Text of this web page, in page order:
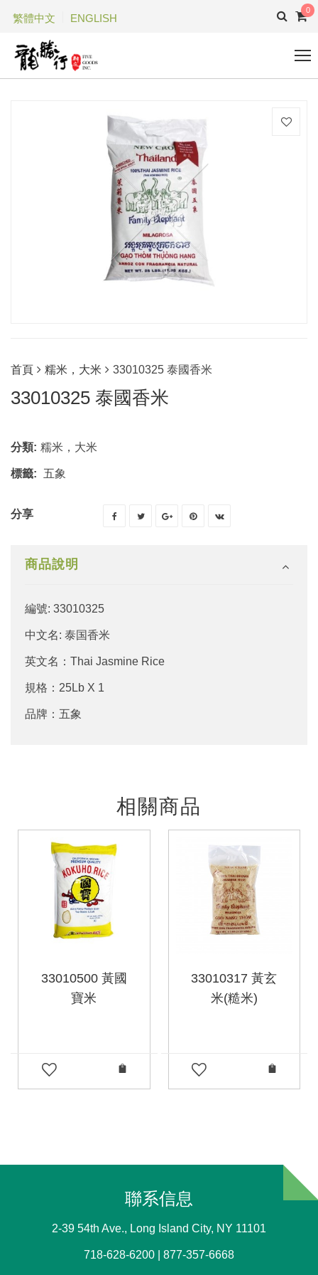
繁體中文 ENGLISH
0
首頁 糯米，大米 33010325 泰國香米
33010325 泰國香米
分類: 糯米，大米
標籤: 五象
分享
商品說明
編號: 33010325
中文名: 泰国香米
英文名：Thai Jasmine Rice
規格：25Lb X 1
品牌：五象
相關商品
33010500 黃國
寶米
33010317 黃玄
米(糙米)
聯系信息
2-39 54th Ave., Long Island City, NY 11101
718-628-6200 | 877-357-6668